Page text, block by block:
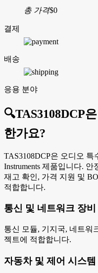
총 가격$0
결제
배송
응용 분야
🔍TAS3108DCP
한가요?
TAS3108DCP은 오디오 특
Instruments 제품입니다.
재고 확인, 가격 지원 및
적합합니다.
통신 및 네트워크 장비
통신 모듈, 기지국, 네트워
젝트에 적합합니다.
자동차 및 제어 시스템